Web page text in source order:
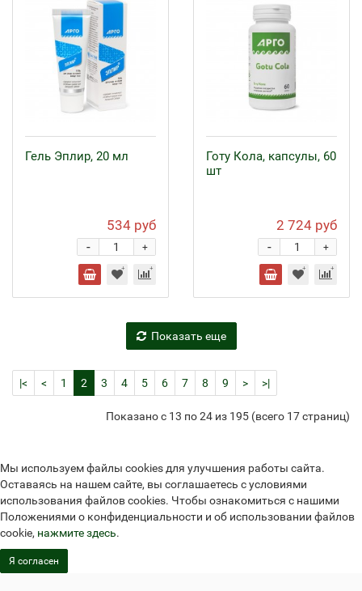
Гель Эплир, 20 мл
534 руб
+
-
Готу Кола, капсулы, 60
шт
2 724 руб
+
-
Показать еще
|< < 1 2 3 4 5 6 7 8 9 > >|
Показано с 13 по 24 из 195 (всего 17 страниц)
Мы используем файлы cookies для улучшения работы сайта.
Оставаясь на нашем сайте, вы соглашаетесь с условиями
использования файлов cookies. Чтобы ознакомиться с нашими
Положениями о конфиденциальности и об использовании файлов
cookie, нажмите здесь.
Я согласен